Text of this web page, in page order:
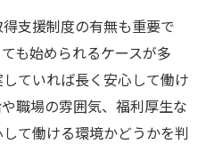
支援制度の有無も重要で
も始められるケースが多
ていれば長く安心して働け
職場の雰囲気、福利厚生な
て働ける環境かどうかを判